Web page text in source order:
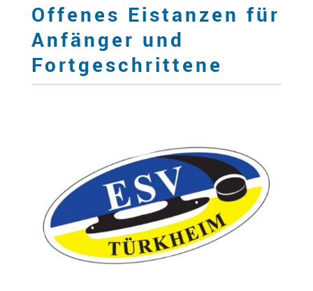
Offenes Eistanzen für
Anfänger und
Fortgeschrittene